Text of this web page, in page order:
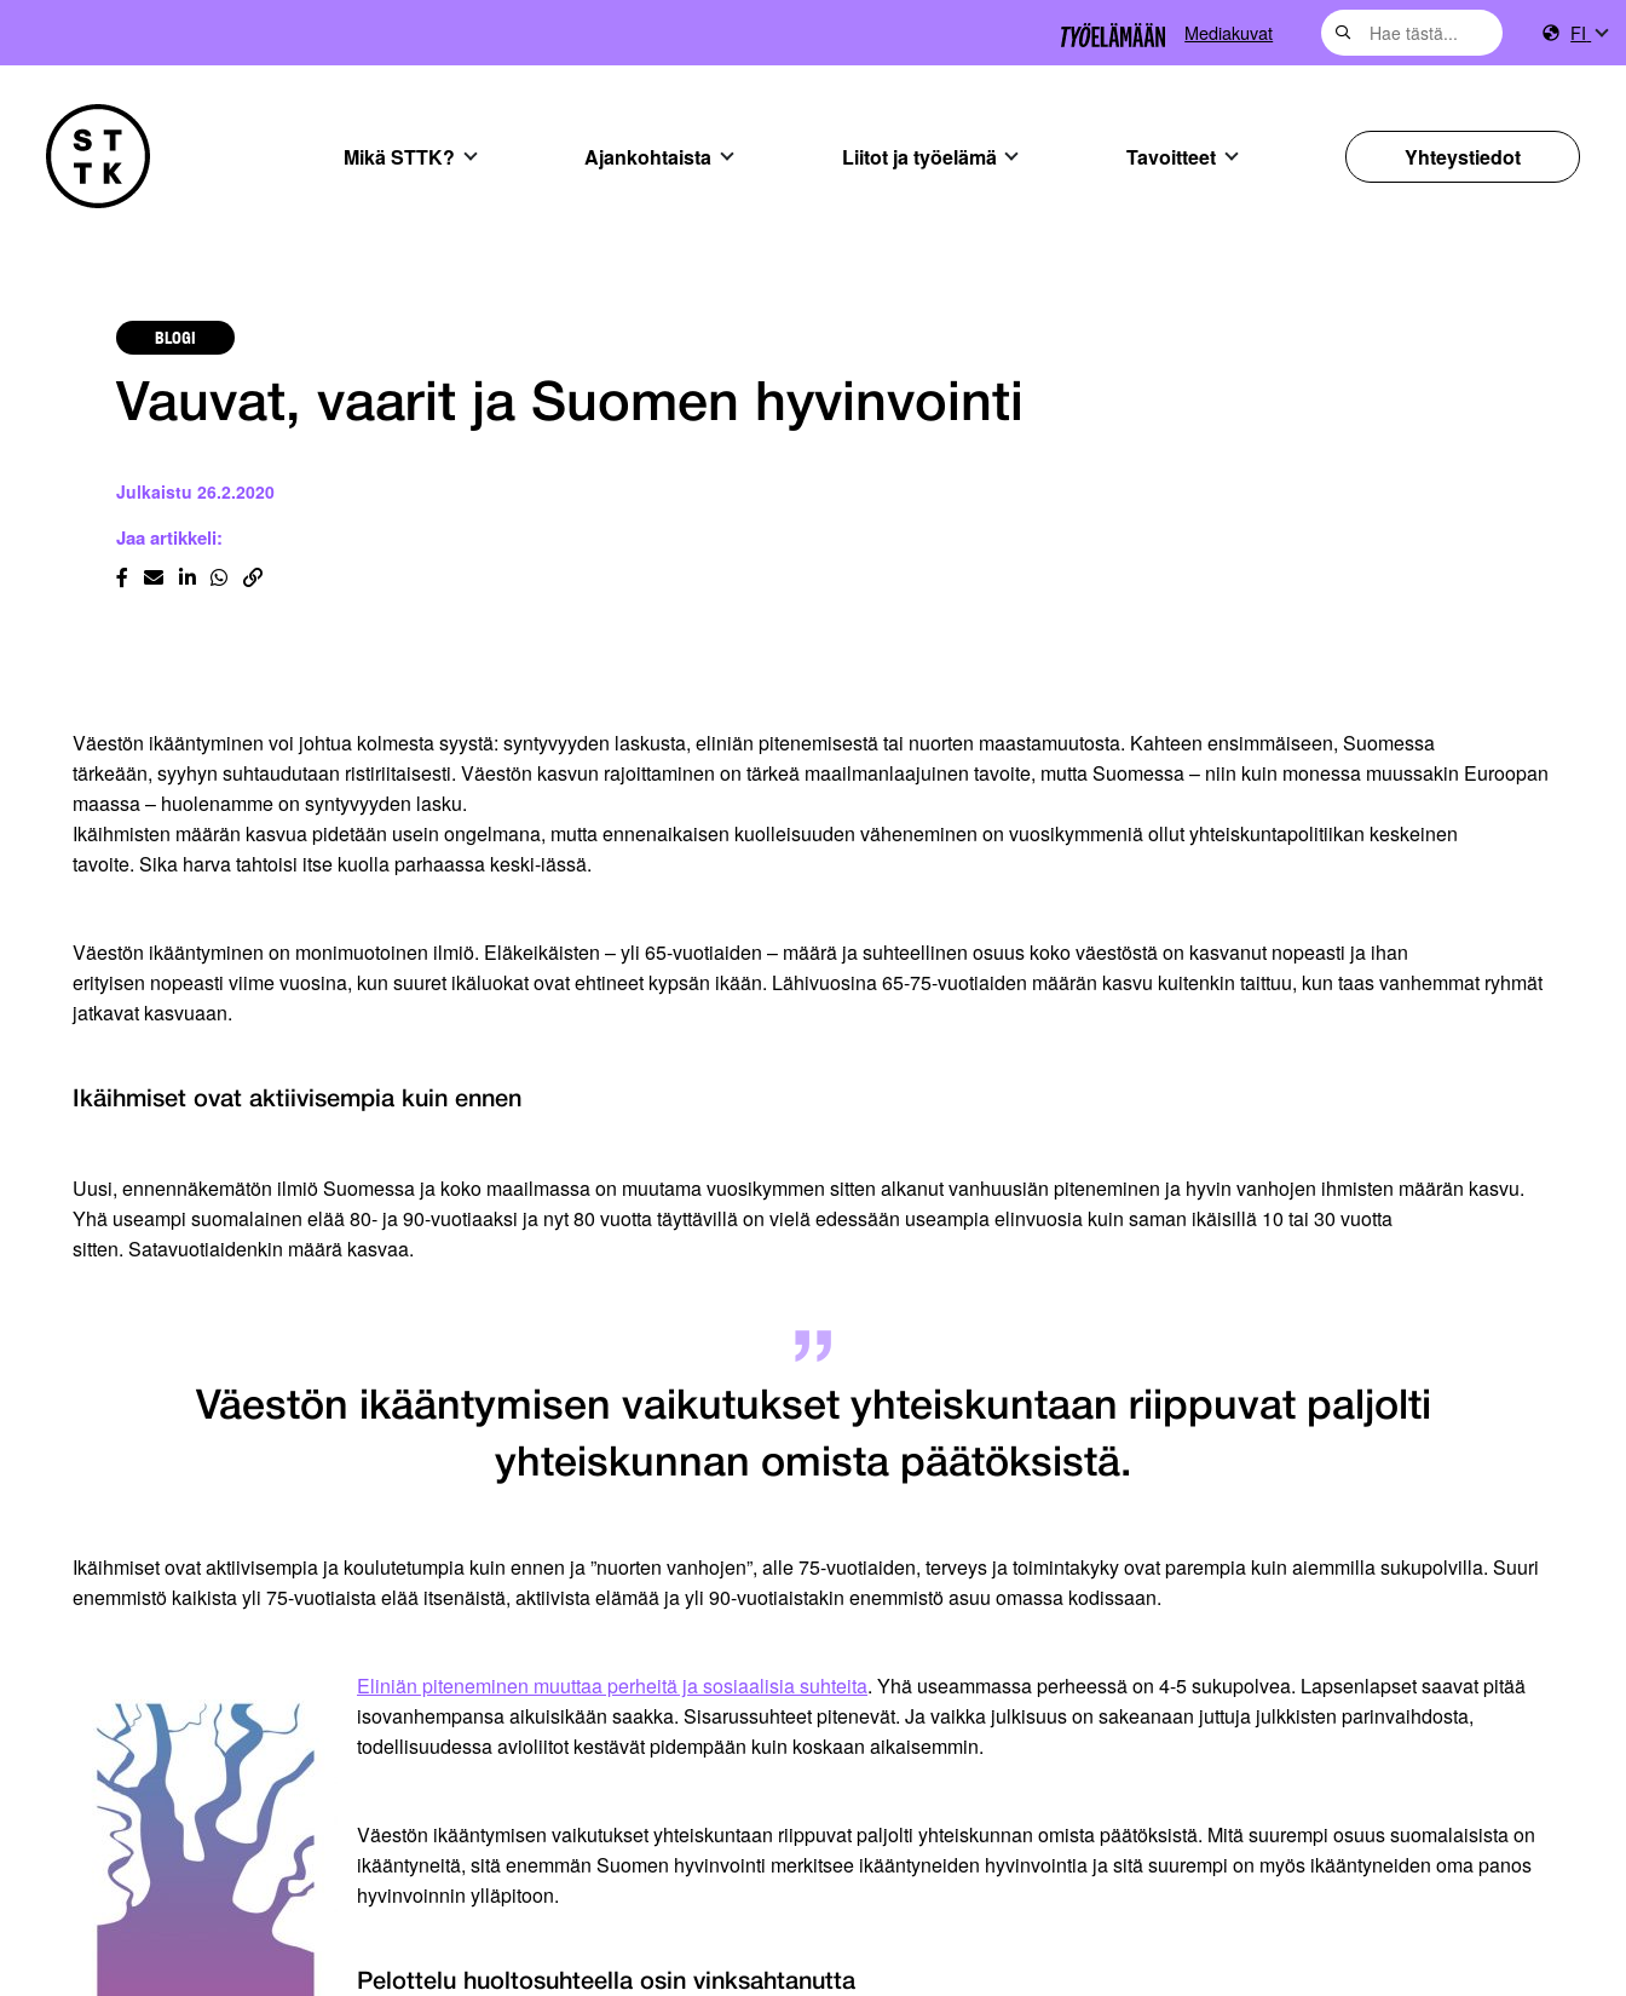
Mediakuvat FI
Mikä STTK? Ajankohtaista Liitot ja työelämä Tavoitteet Yhteystiedot
BLOGI
Vauvat, vaarit ja Suomen hyvinvointi
Julkaistu 26.2.2020
Jaa artikkeli:
Väestön ikääntyminen voi johtua kolmesta syystä: syntyvyyden laskusta, eliniän pitenemisestä tai nuorten maastamuutosta. Kahteen ensimmäiseen, Suomessa
tärkeään, syyhyn suhtaudutaan ristiriitaisesti. Väestön kasvun rajoittaminen on tärkeä maailmanlaajuinen tavoite, mutta Suomessa – niin kuin monessa muussakin Euroopan
maassa – huolenamme on syntyvyyden lasku.
Ikäihmisten määrän kasvua pidetään usein ongelmana, mutta ennenaikaisen kuolleisuuden väheneminen on vuosikymmeniä ollut yhteiskuntapolitiikan keskeinen
tavoite. Sika harva tahtoisi itse kuolla parhaassa keski-iässä.
Väestön ikääntyminen on monimuotoinen ilmiö. Eläkeikäisten – yli 65-vuotiaiden – määrä ja suhteellinen osuus koko väestöstä on kasvanut nopeasti ja ihan
erityisen nopeasti viime vuosina, kun suuret ikäluokat ovat ehtineet kypsän ikään. Lähivuosina 65-75-vuotiaiden määrän kasvu kuitenkin taittuu, kun taas vanhemmat ryhmät
jatkavat kasvuaan.
Ikäihmiset ovat aktiivisempia kuin ennen
Uusi, ennennäkemätön ilmiö Suomessa ja koko maailmassa on muutama vuosikymmen sitten alkanut vanhuusiän piteneminen ja hyvin vanhojen ihmisten määrän kasvu.
Yhä useampi suomalainen elää 80- ja 90-vuotiaaksi ja nyt 80 vuotta täyttävillä on vielä edessään useampia elinvuosia kuin saman ikäisillä 10 tai 30 vuotta
sitten. Satavuotiaidenkin määrä kasvaa.
Väestön ikääntymisen vaikutukset yhteiskuntaan riippuvat paljolti
yhteiskunnan omista päätöksistä.
Ikäihmiset ovat aktiivisempia ja koulutetumpia kuin ennen ja ”nuorten vanhojen”, alle 75-vuotiaiden, terveys ja toimintakyky ovat parempia kuin aiemmilla sukupolvilla. Suuri
enemmistö kaikista yli 75-vuotiaista elää itsenäistä, aktiivista elämää ja yli 90-vuotiaistakin enemmistö asuu omassa kodissaan.
Eliniän piteneminen muuttaa perheitä ja sosiaalisia suhteita. Yhä useammassa perheessä on 4-5 sukupolvea. Lapsenlapset saavat pitää
isovanhempansa aikuisikään saakka. Sisarussuhteet pitenevät. Ja vaikka julkisuus on sakeanaan juttuja julkkisten parinvaihdosta,
todellisuudessa avioliitot kestävät pidempään kuin koskaan aikaisemmin.
Väestön ikääntymisen vaikutukset yhteiskuntaan riippuvat paljolti yhteiskunnan omista päätöksistä. Mitä suurempi osuus suomalaisista on
ikääntyneitä, sitä enemmän Suomen hyvinvointi merkitsee ikääntyneiden hyvinvointia ja sitä suurempi on myös ikääntyneiden oma panos
hyvinvoinnin ylläpitoon.
Pelottelu huoltosuhteella osin vinksahtanutta